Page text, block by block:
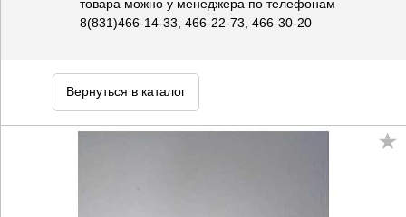
товара можно у менеджера по телефонам
8(831)466-14-33, 466-22-73, 466-30-20
Вернуться в каталог